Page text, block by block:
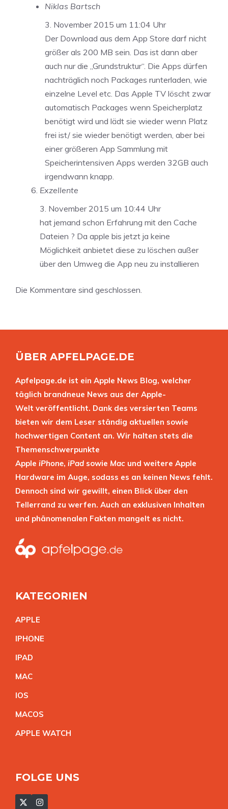
Niklas Bartsch
3. November 2015 um 11:04 Uhr
Der Download aus dem App Store darf nicht
größer als 200 MB sein. Das ist dann aber
auch nur die „Grundstruktur“. Die Apps dürfen
nachträglich noch Packages runterladen, wie
einzelne Level etc. Das Apple TV löscht zwar
automatisch Packages wenn Speicherplatz
benötigt wird und lädt sie wieder wenn Platz
frei ist/ sie wieder benötigt werden, aber bei
einer größeren App Sammlung mit
Speicherintensiven Apps werden 32GB auch
irgendwann knapp.
Exzellente
3. November 2015 um 10:44 Uhr
hat jemand schon Erfahrung mit den Cache
Dateien ? Da apple bis jetzt ja keine
Möglichkeit anbietet diese zu löschen außer
über den Umweg die App neu zu installieren
Die Kommentare sind geschlossen.
ÜBER APFELPAGE.DE
Apfelpage.de ist ein Apple News Blog, welcher
täglich brandneue News aus der Apple-
Welt veröffentlicht. Dank des versierten Teams
bieten wir dem Leser ständig aktuellen sowie
hochwertigen Content an. Wir halten stets die
Themenschwerpunkte
Apple iPhone, iPad sowie Mac und weitere Apple
Hardware im Auge, sodass es an keinen News fehlt.
Dennoch sind wir gewillt, einen Blick über den
Tellerrand zu werfen. Auch an exklusiven Inhalten
und phänomenalen Fakten mangelt es nicht.
KATEGORIEN
APPLE
IPHONE
IPAD
MAC
IOS
MACOS
APPLE WATCH
FOLGE UNS